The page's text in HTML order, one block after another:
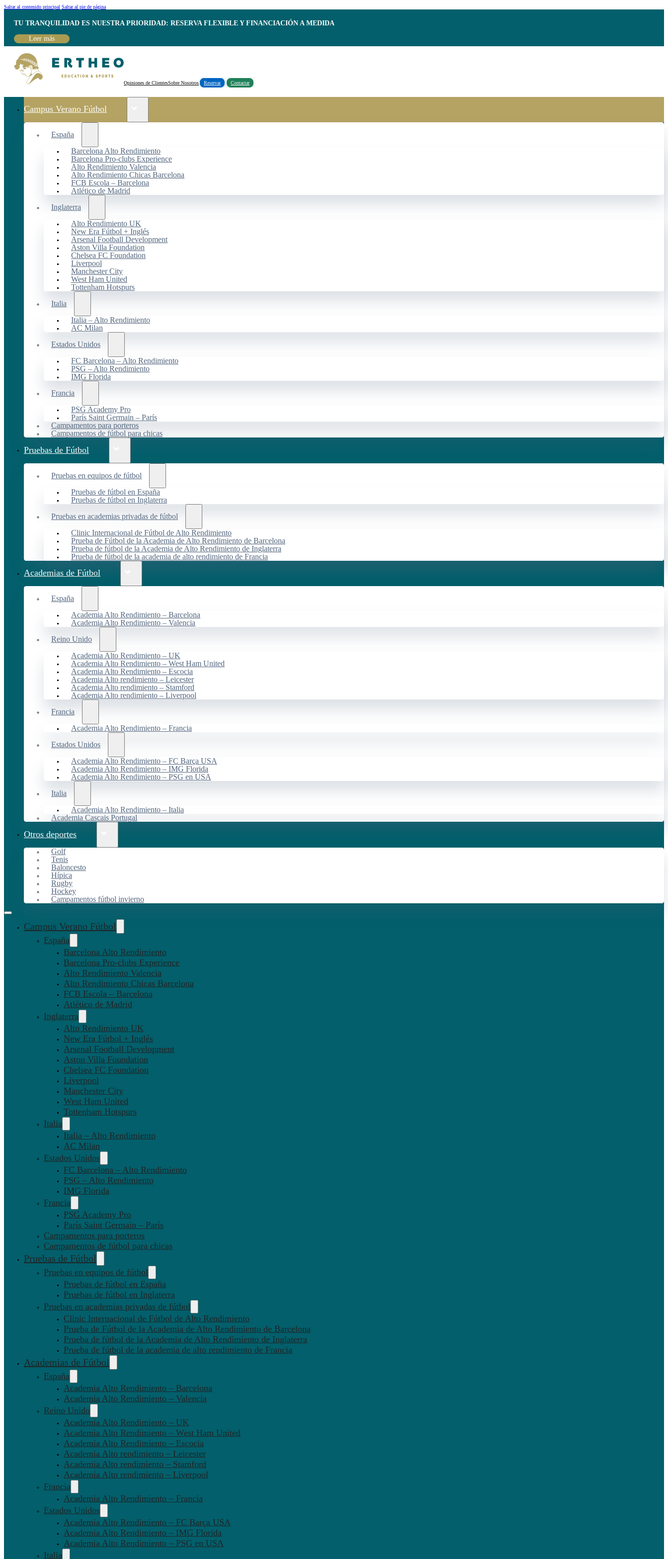
Saltar al contenido principal Saltar al pie de página
TU TRANQUILIDAD ES NUESTRA PRIORIDAD: RESERVA FLEXIBLE Y FINANCIACIÓN A MEDIDA
Leer más
Opiniones de ClientesSobre Nosotros Reservar Contactar
Campus Verano Fútbol
España
Barcelona Alto Rendimiento
Barcelona Pro-clubs Experience
Alto Rendimiento Valencia
Alto Rendimiento Chicas Barcelona
FCB Escola – Barcelona
Atlético de Madrid
Inglaterra
Alto Rendimiento UK
New Era Fútbol + Inglés
Arsenal Football Development
Aston Villa Foundation
Chelsea FC Foundation
Liverpool
Manchester City
West Ham United
Tottenham Hotspurs
Italia
Italia – Alto Rendimiento
AC Milan
Estados Unidos
FC Barcelona – Alto Rendimiento
PSG – Alto Rendimiento
IMG Florida
Francia
PSG Academy Pro
París Saint Germain – París
Campamentos para porteros
Campamentos de fútbol para chicas
Pruebas de Fútbol
Pruebas en equipos de fútbol
Pruebas de fútbol en España
Pruebas de fútbol en Inglaterra
Pruebas en academias privadas de fútbol
Clinic Internacional de Fútbol de Alto Rendimiento
Prueba de Fútbol de la Academia de Alto Rendimiento de Barcelona
Prueba de fútbol de la Academia de Alto Rendimiento de Inglaterra
Prueba de fútbol de la academia de alto rendimiento de Francia
Academias de Fútbol
España
Academia Alto Rendimiento – Barcelona
Academia Alto Rendimiento – Valencia
Reino Unido
Academia Alto Rendimiento – UK
Academia Alto Rendimiento – West Ham United
Academia Alto Rendimiento – Escocia
Academia Alto rendimiento – Leicester
Academia Alto rendimiento – Stamford
Academia Alto rendimiento – Liverpool
Francia
Academia Alto Rendimiento – Francia
Estados Unidos
Academia Alto Rendimiento – FC Barça USA
Academia Alto Rendimiento – IMG Florida
Academia Alto Rendimiento – PSG en USA
Italia
Academia Alto Rendimiento – Italia
Academia Cascais Portugal
Otros deportes
Golf
Tenis
Baloncesto
Hípica
Rugby
Hockey
Campamentos fútbol invierno
Campus Verano Fútbol
España
Barcelona Alto Rendimiento
Barcelona Pro-clubs Experience
Alto Rendimiento Valencia
Alto Rendimiento Chicas Barcelona
FCB Escola – Barcelona
Atlético de Madrid
Inglaterra
Alto Rendimiento UK
New Era Fútbol + Inglés
Arsenal Football Development
Aston Villa Foundation
Chelsea FC Foundation
Liverpool
Manchester City
West Ham United
Tottenham Hotspurs
Italia
Italia – Alto Rendimiento
AC Milan
Estados Unidos
FC Barcelona – Alto Rendimiento
PSG – Alto Rendimiento
IMG Florida
Francia
PSG Academy Pro
París Saint Germain – París
Campamentos para porteros
Campamentos de fútbol para chicas
Pruebas de Fútbol
Pruebas en equipos de fútbol
Pruebas de fútbol en España
Pruebas de fútbol en Inglaterra
Pruebas en academias privadas de fútbol
Clinic Internacional de Fútbol de Alto Rendimiento
Prueba de Fútbol de la Academia de Alto Rendimiento de Barcelona
Prueba de fútbol de la Academia de Alto Rendimiento de Inglaterra
Prueba de fútbol de la academia de alto rendimiento de Francia
Academias de Fútbol
España
Academia Alto Rendimiento – Barcelona
Academia Alto Rendimiento – Valencia
Reino Unido
Academia Alto Rendimiento – UK
Academia Alto Rendimiento – West Ham United
Academia Alto Rendimiento – Escocia
Academia Alto rendimiento – Leicester
Academia Alto rendimiento – Stamford
Academia Alto rendimiento – Liverpool
Francia
Academia Alto Rendimiento – Francia
Estados Unidos
Academia Alto Rendimiento – FC Barça USA
Academia Alto Rendimiento – IMG Florida
Academia Alto Rendimiento – PSG en USA
Italia